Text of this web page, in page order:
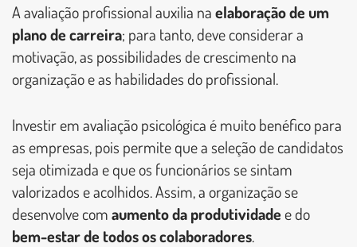
A avaliação profissional auxilia naelaboração de um
plano de carreira; para tanto, deve considerar a
motivação, as possibilidades de crescimento na
organização e as habilidades do profissional.
Investir em avaliação psicológica é muito benéfico para
as empresas, pois permite que a seleção de candidatos
seja otimizada e que os funcionários se sintam
valorizados e acolhidos. Assim, a organização se
desenvolve comaumento da produtividadee do
bem-estar de todos os colaboradores.